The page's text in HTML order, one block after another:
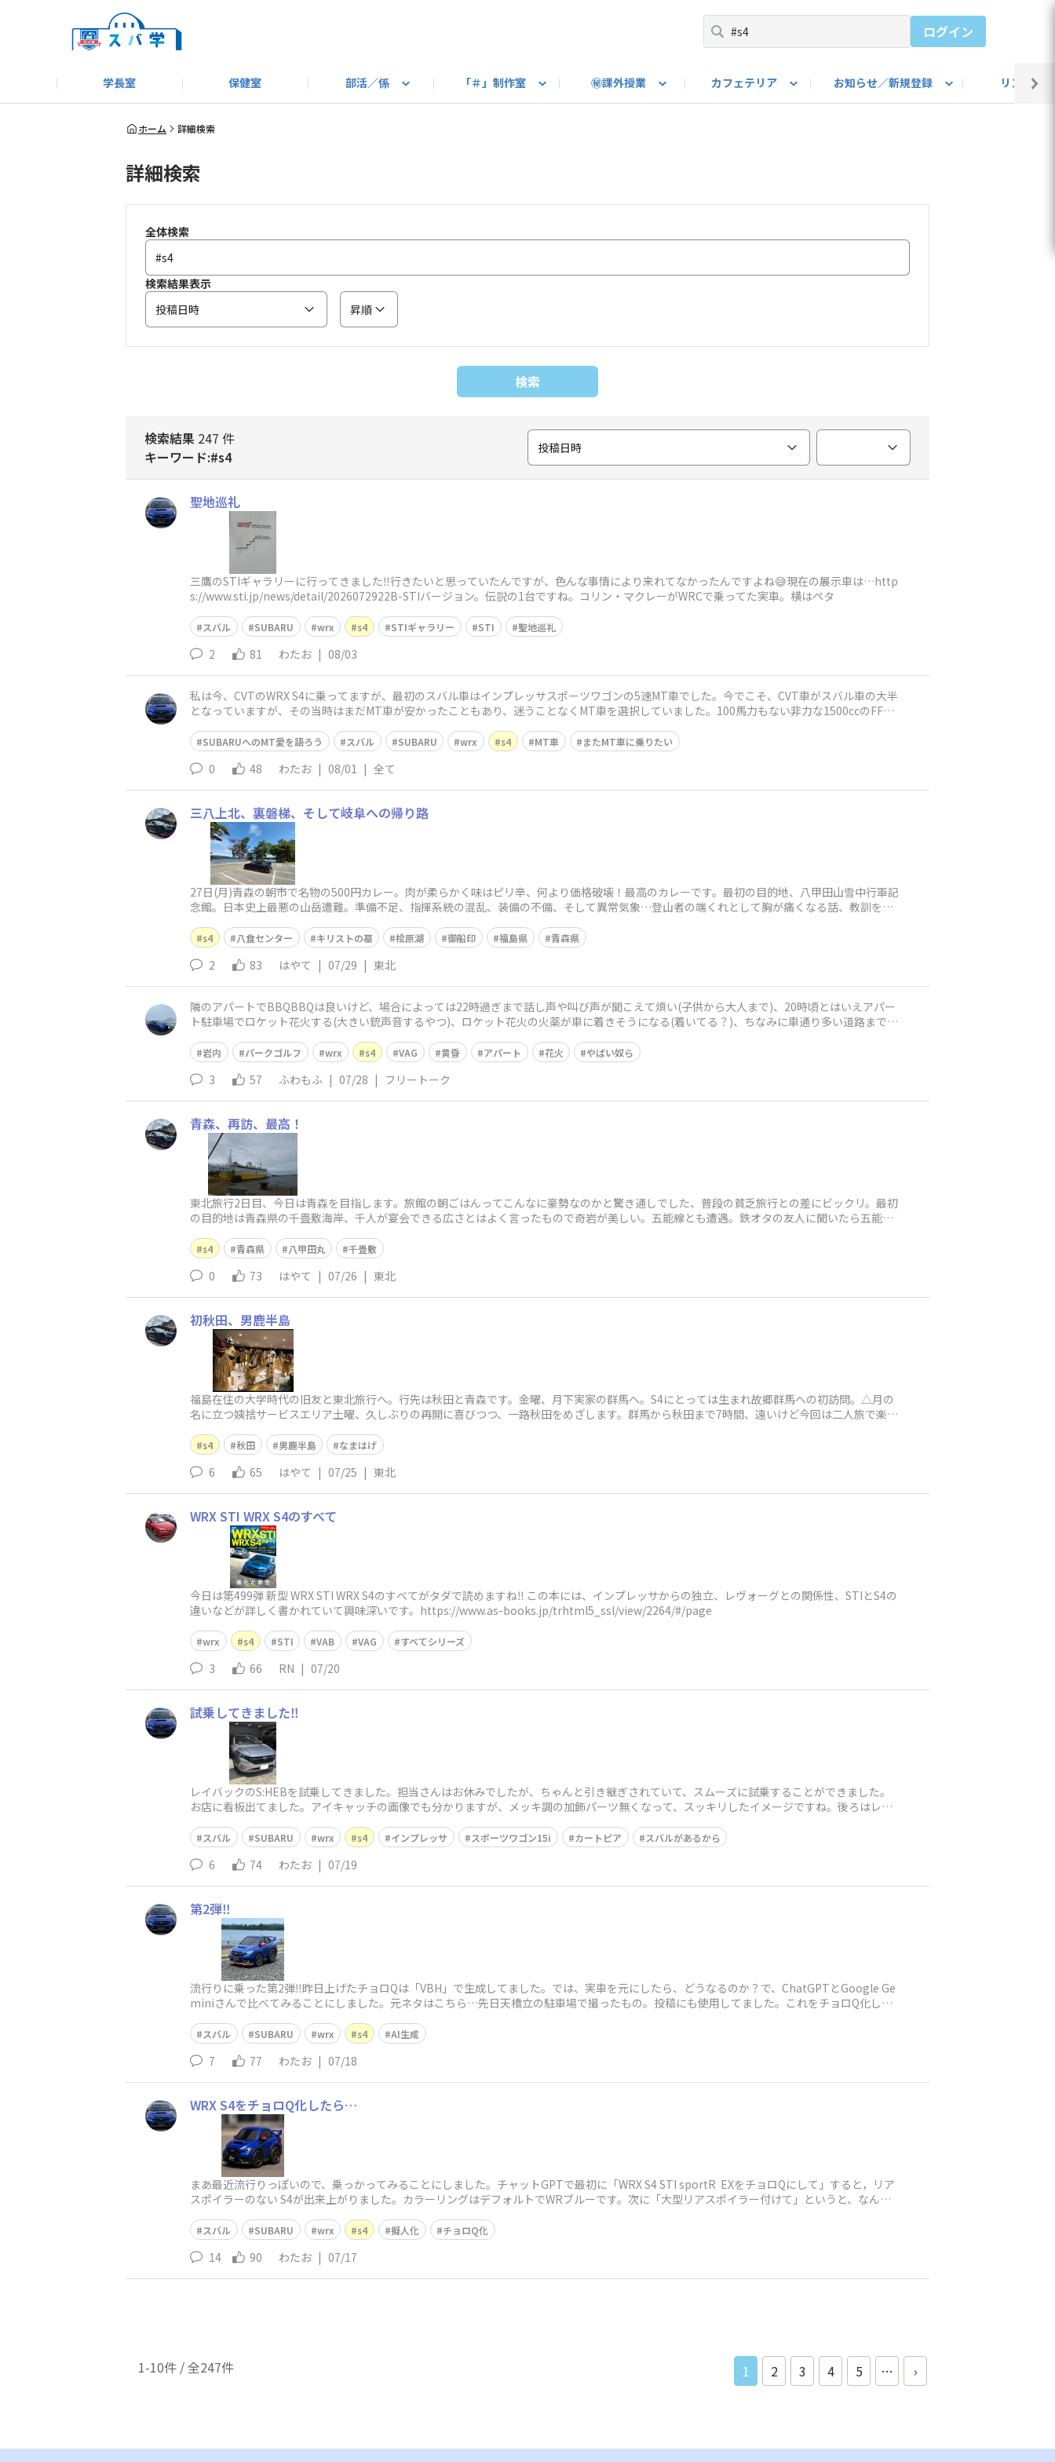
ログイン
学長室 保健室 部活／係
キャンプ＆アウトドア部
モータースポーツ部
「＃」制作室
＃洗車同好会
その他
㊙課外授業 カフェテリア
教えてコーナー
お知らせ／新規登録
はじめましての方へ
リンク集
SUBARUオフィシャルWebサイト
ホーム 詳細検索
詳細検索
全体検索
検索結果表示
投稿日時
昇順
検索
検索結果 247 件
キーワード:#s4
投稿日時
聖地巡礼
三鷹のSTIギャラリーに行ってきました‼️行きたいと思っていたんですが、色んな事情により来れてなかったんですよね😅現在の展示車は…http
s://www.sti.jp/news/detail/2026072922B-STIバージョン。伝説の1台ですね。コリン・マクレーがWRCで乗ってた実車。横はペタ
スバル SUBARU wrx s4 STIギャラリー STI 聖地巡礼
2 81 わたお | 08/03
私は今、CVTのWRX S4に乗ってますが、最初のスバル車はインプレッサスポーツワゴンの5速MT車でした。今でこそ、CVT車がスバル車の大半
となっていますが、その当時はまだMT車が安かったこともあり、迷うことなくMT車を選択していました。100馬力もない非力な1500ccのFF車
SUBARUへのMT愛を語ろう スバル SUBARU wrx s4 MT車 またMT車に乗りたい
0 48 わたお | 08/01 | 全て
三八上北、裏磐梯、そして岐阜への帰り路
27日(月)青森の朝市で名物の500円カレー。肉が柔らかく味はピリ辛、何より価格破壊！最高のカレーです。最初の目的地、八甲田山雪中行軍記
念館。日本史上最悪の山岳遭難。準備不足、指揮系統の混乱、装備の不備、そして異常気象…登山者の端くれとして胸が痛くなる話、教訓を学
s4 八食センター キリストの墓 桧原湖 御船印 福島県 青森県
2 83 はやて | 07/29 | 東北
隣のアパートでBBQBBQは良いけど、場合によっては22時過ぎまで話し声や叫び声が聞こえて煩い(子供から大人まで)、20時頃とはいえアパー
ト駐車場でロケット花火する(大きい銃声音するやつ)、ロケット花火の火薬が車に着きそうになる(着いてる？)、ちなみに車通り多い道路まで3
岩内 パークゴルフ wrx s4 VAG 黄昏 アパート 花火 やばい奴ら
3 57 ふわもふ | 07/28 | フリートーク
青森、再訪、最高！
東北旅行2日目、今日は青森を目指します。旅館の朝ごはんってこんなに豪勢なのかと驚き通しでした、普段の貧乏旅行との差にビックリ。最初
の目的地は青森県の千畳敷海岸、千人が宴会できる広さとはよく言ったもので奇岩が美しい。五能線とも遭遇。鉄オタの友人に聞いたら五能線9
s4 青森県 八甲田丸 千畳敷
0 73 はやて | 07/26 | 東北
初秋田、男鹿半島
福島在住の大学時代の旧友と東北旅行へ。行先は秋田と青森です。金曜、月下実家の群馬へ。S4にとっては生まれ故郷群馬への初訪問。△月の
名に立つ姨捨サービスエリア土曜、久しぶりの再開に喜びつつ、一路秋田をめざします。群馬から秋田まで7時間、遠いけど今回は二人旅で楽で
s4 秋田 男鹿半島 なまはげ
6 65 はやて | 07/25 | 東北
WRX STI WRX S4のすべて
今日は第499弾 新型 WRX STI WRX S4のすべてがタダで読めますね‼ この本には、インプレッサからの独立、レヴォーグとの関係性、STIとS4の
違いなどが詳しく書かれていて興味深いです。https://www.as-books.jp/trhtml5_ssl/view/2264/#/page
wrx s4 STI VAB VAG すべてシリーズ
3 66 RN | 07/20
試乗してきました‼️
レイバックのS:HEBを試乗してきました。担当さんはお休みでしたが、ちゃんと引き継ぎされていて、スムーズに試乗することができました。
お店に看板出てました。アイキャッチの画像でも分かりますが、メッキ調の加飾パーツ無くなって、スッキリしたイメージですね。後ろはレヴ
スバル SUBARU wrx s4 インプレッサ スポーツワゴン15i カートピア スバルがあるから
6 74 わたお | 07/19
第2弾‼️
流行りに乗った第2弾‼️昨日上げたチョロQは「VBH」で生成してました。では、実車を元にしたら、どうなるのか？で、ChatGPTとGoogle Ge
miniさんで比べてみることにしました。元ネタはこちら…先日天橋立の駐車場で撮ったもの。投稿にも使用してました。これをチョロQ化しよ
スバル SUBARU wrx s4 AI生成
7 77 わたお | 07/18
WRX S4をチョロQ化したら…
まあ最近流行りっぽいので、乗っかってみることにしました。チャットGPTで最初に「WRX S4 STI sportR EXをチョロQにして」すると，リア
スポイラーのない S4が出来上がりました。カラーリングはデフォルトでWRブルーです。次に「大型リアスポイラー付けて」というと、なんか
スバル SUBARU wrx s4 擬人化 チョロQ化
14 90 わたお | 07/17
1-10件 / 全247件 1 2 3 4 5 … ›